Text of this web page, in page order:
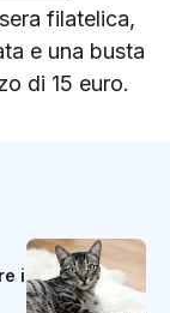
filatelica,
e una busta
di 15 euro.
i